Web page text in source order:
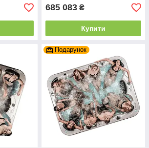
685 083 ₴
Купити
Подарунок